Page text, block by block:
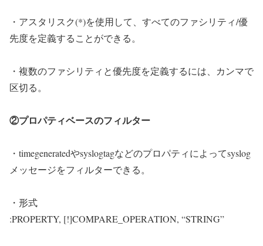
・アスタリスク(*)を使用して、すべてのファシリティ/優
先度を定義することができる。
・複数のファシリティと優先度を定義するには、カンマで
区切る。
②プロパティベースのフィルター
・timegeneratedやsyslogtagなどのプロパティによってsyslog
メッセージをフィルターできる。
・形式
:PROPERTY, [!]COMPARE_OPERATION, “STRING”